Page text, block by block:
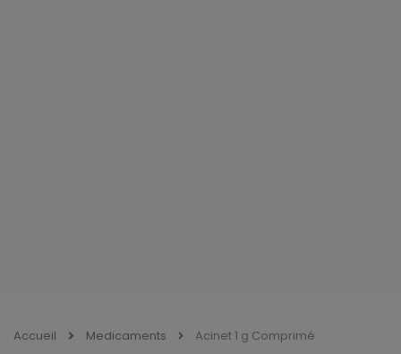
Accueil Medicaments Acinet 1 g Comprimé